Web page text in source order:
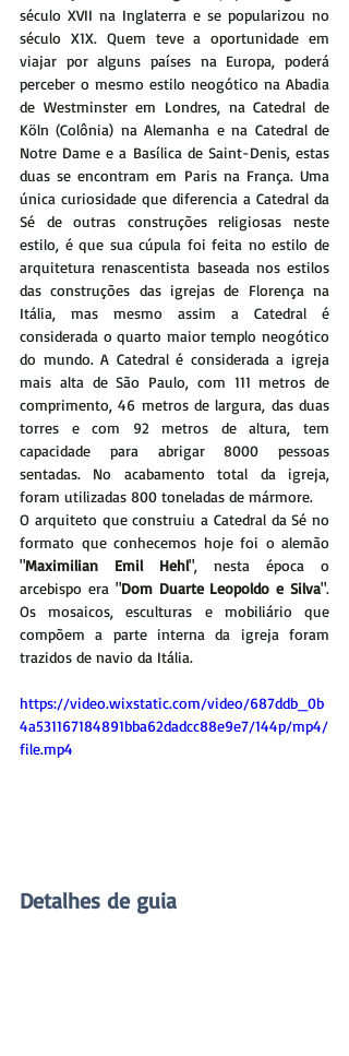
século XVII na Inglaterra e se popularizou no
século X1X. Quem teve a oportunidade em
viajar por alguns países na Europa, poderá
perceber o mesmo estilo neogótico na Abadia
de Westminster em Londres, na Catedral de
Köln (Colônia) na Alemanha e na Catedral de
Notre Dame e a Basílica de Saint-Denis, estas
duas se encontram em Paris na França. Uma
única curiosidade que diferencia a Catedral da
Sé de outras construções religiosas neste
estilo, é que sua cúpula foi feita no estilo de
arquitetura renascentista baseada nos estilos
das construções das igrejas de Florença na
Itália, mas mesmo assim a Catedral é
considerada o quarto maior templo neogótico
do mundo. A Catedral é considerada a igreja
mais alta de São Paulo, com 111 metros de
comprimento, 46 metros de largura, das duas
torres e com 92 metros de altura, tem
capacidade para abrigar 8000 pessoas
sentadas. No acabamento total da igreja,
foram utilizadas 800 toneladas de mármore.
O arquiteto que construiu a Catedral da Sé no
formato que conhecemos hoje foi o alemão
"Maximilian Emil Hehl", nesta época o
arcebispo era "Dom Duarte Leopoldo e Silva".
Os mosaicos, esculturas e mobiliário que
compõem a parte interna da igreja foram
trazidos de navio da Itália.
https://video.wixstatic.com/video/687ddb_0b
4a531167184891bba62dadcc88e9e7/144p/mp4/
file.mp4
Detalhes de guia